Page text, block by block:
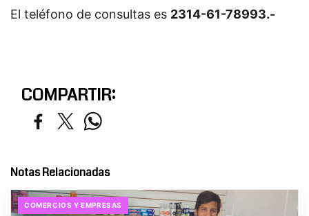
El teléfono de consultas es 2314-61-78993.-
COMPARTIR:
Notas Relacionadas
COMERCIOS Y EMPRESAS